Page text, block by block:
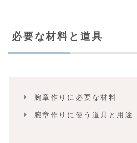
必要な材料と道具
腕章作りに必要な材料
腕章作りに使う道具と用途